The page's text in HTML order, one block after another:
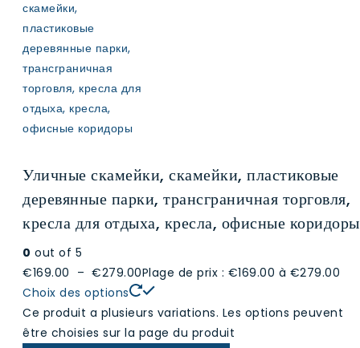
Уличные скамейки, скамейки, пластиковые
деревянные парки, трансграничная торговля,
кресла для отдыха, кресла, офисные коридоры
0 out of 5
€169.00 – €279.00Plage de prix : €169.00 à €279.00
Choix des options
Ce produit a plusieurs variations. Les options peuvent
être choisies sur la page du produit